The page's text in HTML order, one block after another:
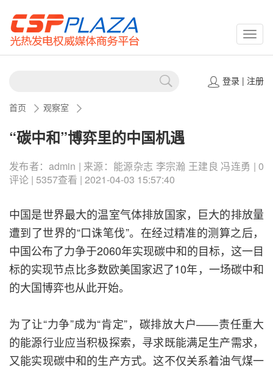
登录| 注册
首页 观察室
“碳中和”博弈里的中国机遇
发布者：admin | 来源：能源杂志 李宗瀚 王建良 冯连勇 | 0
评论 | 5357查看 | 2021-04-03 15:57:40
中国是世界最大的温室气体排放国家，巨大的排放量
遭到了世界的“口诛笔伐”。在经过精准的测算之后，
中国公布了力争于2060年实现碳中和的目标，这一目
标的实现节点比多数欧美国家迟了10年，一场碳中和
的大国博弈也从此开始。
为了让“力争”成为“肯定”，碳排放大户——责任重大
的能源行业应当积极探索，寻求既能满足生产需求，
又能实现碳中和的生产方式。这不仅关系着油气煤一